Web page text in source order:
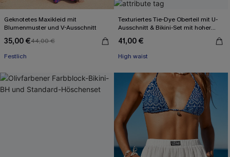
Geknotetes Maxikleid mit
Blumenmuster und V-Ausschnitt
35,00 €44,00 €
Festlich
Texturiertes Tie-Dye Oberteil mit U-
Ausschnitt & Bikini-Set mit hoher
41,00 €
High waist